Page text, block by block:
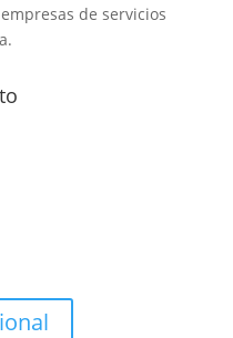
de servicios